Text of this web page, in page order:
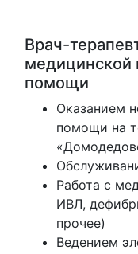
Врач-
медицинской
помощи
Оказанием
помощи на
Работа с
ИВЛ,
прочее)
Ведением